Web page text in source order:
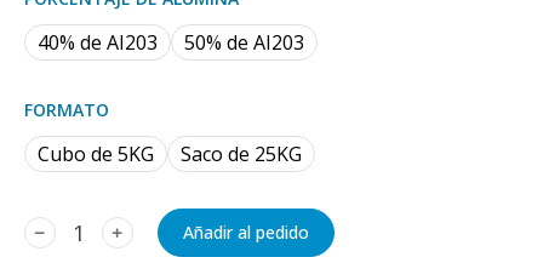
40% de AI203 50% de AI203
FORMATO
Cubo de 5KG Saco de 25KG
﹣ ﹢ Añadir al pedido